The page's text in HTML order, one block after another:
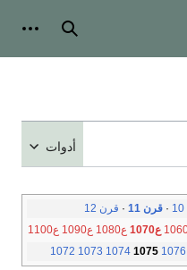
بحث
أدوات
· قرن 11 · قرن 12
ع1070 ع1080 ع1090 ع1100
1072 1073 1074 1075 1076